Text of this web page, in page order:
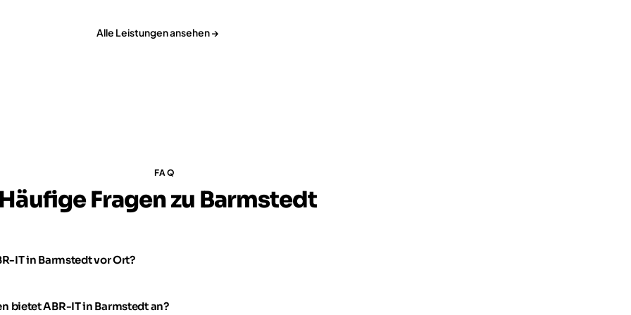
Alle Leistungen ansehen →
FAQ
Fragen zu Barmstedt
IT in Barmstedt vor Ort?
bietet ABR-IT in Barmstedt an?